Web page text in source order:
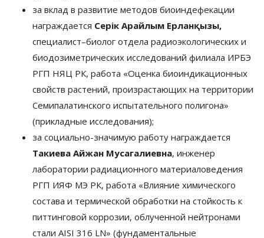
за вклад в развитие методов биоиндефекации
награждается Серік Арайлым Ерланқызы,
специалист–биолог отдела радиоэкологических и
биодозиметрических исследований филиала ИРБЭ
РГП НЯЦ РК, работа «Оценка биоиндикационных
свойств растений, произрастающих на территории
Семипалатинского испытательного полигона»
(прикладные исследования);
за социально-значимую работу награждается
Такиева Айжан Мусагалиевна, инженер
лаборатории радиационного материаловедения
РГП ИЯФ МЭ РК, работа «Влияние химического
состава и термической обработки на стойкость к
питтинговой коррозии, облученной нейтронами
стали AISI 316 LN» (фундаментальные